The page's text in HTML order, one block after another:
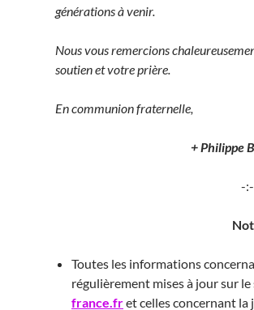
générations à venir.
Nous vous remercions
soutien et votre prière.
En communion fraternelle,
+ Philippe
-:-
Toutes les informations
régulièrement mises à jour sur
france.fret celles concernant la